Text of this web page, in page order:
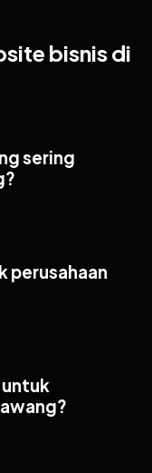
bisnis di
sering
perusahaan
untuk